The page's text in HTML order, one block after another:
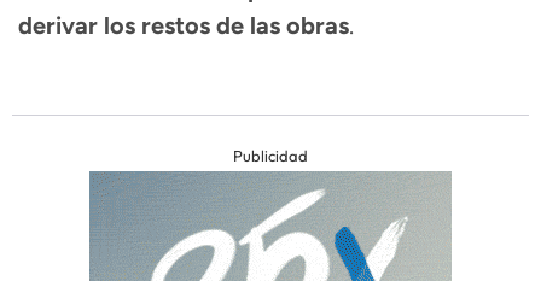
derivar los restos de las obras.
Publicidad